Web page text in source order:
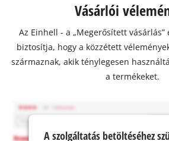
Vásárlói
Az Einhell - a „Megerősített
biztosítja, hogy a közzétett
származnak, akik ténylegesen
a termékeket.
A szolgáltatás betöltéséhez